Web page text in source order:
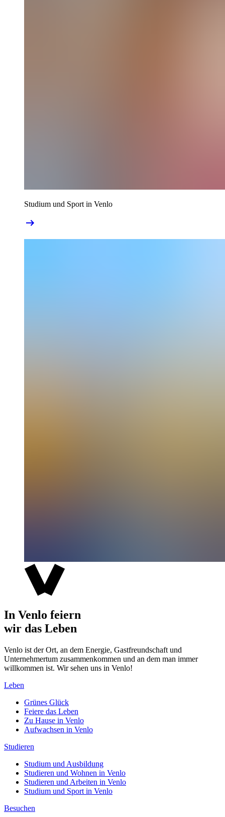
Studium und Sport in Venlo
In Venlo feiern
wir das Leben
Venlo ist der Ort, an dem Energie, Gastfreundschaft und
Unternehmertum zusammenkommen und an dem man immer
willkommen ist. Wir sehen uns in Venlo!
Leben
Grünes Glück
Feiere das Leben
Zu Hause in Venlo
Aufwachsen in Venlo
Studieren
Studium und Ausbildung
Studieren und Wohnen in Venlo
Studieren und Arbeiten in Venlo
Studium und Sport in Venlo
Besuchen